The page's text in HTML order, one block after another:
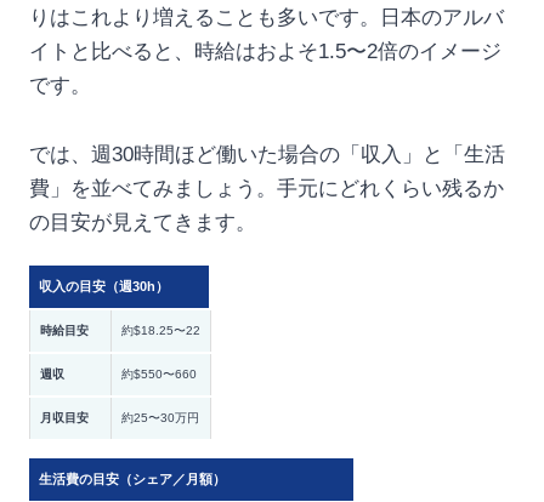
りはこれより増えることも多いです。日本のアルバ
イトと比べると、時給はおよそ1.5〜2倍のイメージ
です。
では、週30時間ほど働いた場合の「収入」と「生活
費」を並べてみましょう。手元にどれくらい残るか
の目安が見えてきます。
収入の目安（週30h）
時給目安 約$18.25〜22
週収 約$550〜660
月収目安 約25〜30万円
生活費の目安（シェア／月額）